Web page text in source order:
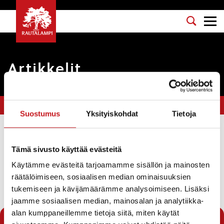
Suostumus Yksityiskohdat Tietoja
Tämä sivusto käyttää evästeitä
Käytämme evästeitä tarjoamamme sisällön ja mainosten
räätälöimiseen, sosiaalisen median ominaisuuksien
tukemiseen ja kävijämäärämme analysoimiseen. Lisäksi
jaamme sosiaalisen median, mainosalan ja analytiikka-
alan kumppaneillemme tietoja siitä, miten käytät
Artikkelit
Ikääntyneiden jumppa alkaa syyskuussa!
27.8.2024 Uutiset